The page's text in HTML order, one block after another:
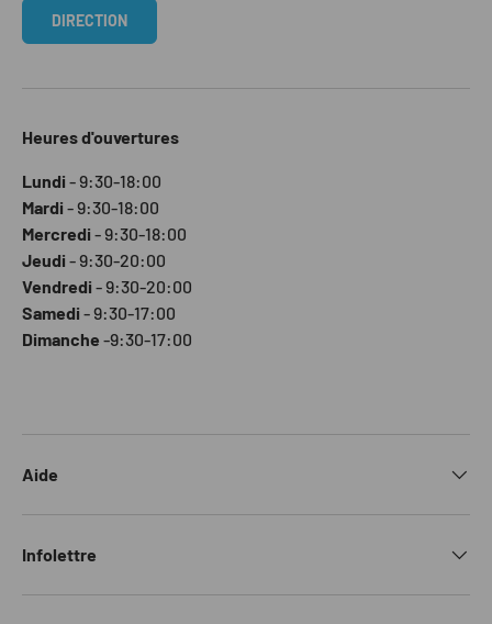
DIRECTION
Heures d'ouvertures
Lundi - 9:30-18:00
Mardi - 9:30-18:00
Mercredi - 9:30-18:00
Jeudi - 9:30-20:00
Vendredi - 9:30-20:00
Samedi - 9:30-17:00
Dimanche -9:30-17:00
Aide
Infolettre